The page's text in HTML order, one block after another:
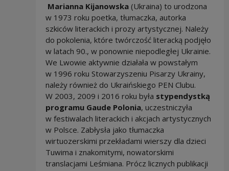
Marianna Kijanowska(Ukraina) to urodzona
w 1973 roku poetka, tłumaczka, autorka
szkiców literackich i prozy artystycznej. Należy
do pokolenia, które twórczość literacką podjęło
w latach 90., w ponownie niepodległej Ukrainie.
We Lwowie aktywnie działała w powstałym
w 1996 roku Stowarzyszeniu Pisarzy Ukrainy,
należy również do Ukraińskiego PEN Clubu.
W 2003, 2009 i 2016 roku była stypendystką
programu Gaude Polonia, uczestniczyła
w festiwalach literackich i akcjach artystycznych
w Polsce. Zabłysła jako tłumaczka
wirtuozerskimi przekładami wierszy dla dzieci
Tuwima i znakomitymi, nowatorskimi
translacjami Leśmiana. Prócz licznych publikacji